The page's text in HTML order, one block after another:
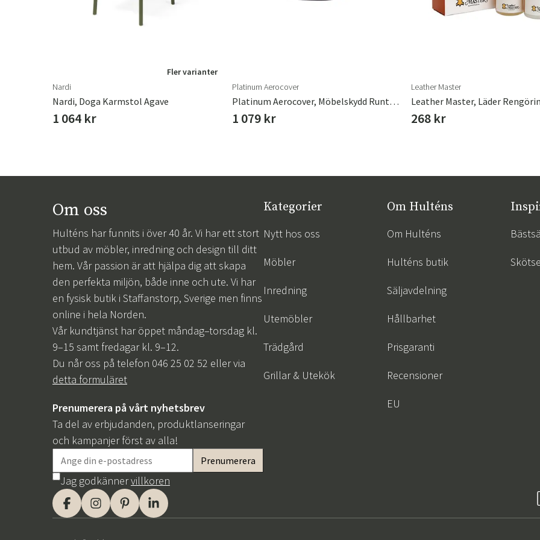
Fler varianter
Nardi
Nardi, Doga Karmstol Agave
1 064 kr
Platinum Aerocover
Platinum Aerocover, Möbelskydd Runt 200cm
1 079 kr
Leather Master
268 kr
Om oss
Hulténs har funnits i över 40 år. Vi har ett stort
utbud av möbler, inredning och design till ditt
hem. Vår passion är att hjälpa dig att skapa
den perfekta miljön, både inne och ute. Vi har
en fysisk butik i Staffanstorp, Sverige men finns
online i hela Norden.
Vår kundtjänst har öppet måndag–torsdag kl.
9–15 samt fredagar kl. 9–12.
Du når oss på telefon 046 25 02 52 eller via
detta formuläret
Prenumerera på vårt nyhetsbrev
Ta del av erbjudanden, produktlanseringar
och kampanjer först av alla!
Jag godkännervillkoren
Kategorier
Nytt hos oss
Möbler
Inredning
Utemöbler
Trädgård
Grillar & Utekök
Om Hulténs
Om Hulténs
Hulténs butik
Säljavdelning
Hållbarhet
Prisgaranti
Recensioner
EU